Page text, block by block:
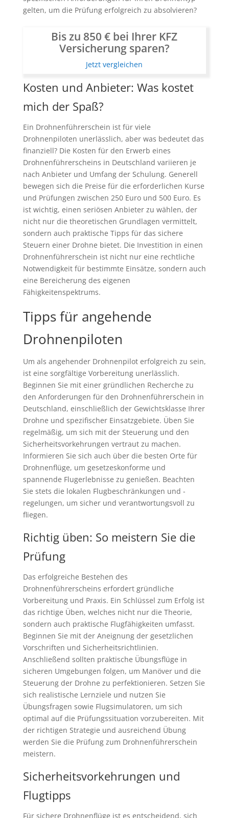
gelten, um die Prüfung erfolgreich zu absolvieren?
Bis zu 850 € bei Ihrer KFZ
Versicherung sparen?
Jetzt vergleichen
Kosten und Anbieter: Was kostet
mich der Spaß?
Ein Drohnenführerschein ist für viele
Drohnenpiloten unerlässlich, aber was bedeutet das
finanziell? Die Kosten für den Erwerb eines
Drohnenführerscheins in Deutschland variieren je
nach Anbieter und Umfang der Schulung. Generell
bewegen sich die Preise für die erforderlichen Kurse
und Prüfungen zwischen 250 Euro und 500 Euro. Es
ist wichtig, einen seriösen Anbieter zu wählen, der
nicht nur die theoretischen Grundlagen vermittelt,
sondern auch praktische Tipps für das sichere
Steuern einer Drohne bietet. Die Investition in einen
Drohnenführerschein ist nicht nur eine rechtliche
Notwendigkeit für bestimmte Einsätze, sondern auch
eine Bereicherung des eigenen
Fähigkeitenspektrums.
Tipps für angehende
Drohnenpiloten
Um als angehender Drohnenpilot erfolgreich zu sein,
ist eine sorgfältige Vorbereitung unerlässlich.
Beginnen Sie mit einer gründlichen Recherche zu
den Anforderungen für den Drohnenführerschein in
Deutschland, einschließlich der Gewichtsklasse Ihrer
Drohne und spezifischer Einsatzgebiete. Üben Sie
regelmäßig, um sich mit der Steuerung und den
Sicherheitsvorkehrungen vertraut zu machen.
Informieren Sie sich auch über die besten Orte für
Drohnenflüge, um gesetzeskonforme und
spannende Flugerlebnisse zu genießen. Beachten
Sie stets die lokalen Flugbeschränkungen und -
regelungen, um sicher und verantwortungsvoll zu
fliegen.
Richtig üben: So meistern Sie die
Prüfung
Das erfolgreiche Bestehen des
Drohnenführerscheins erfordert gründliche
Vorbereitung und Praxis. Ein Schlüssel zum Erfolg ist
das richtige Üben, welches nicht nur die Theorie,
sondern auch praktische Flugfähigkeiten umfasst.
Beginnen Sie mit der Aneignung der gesetzlichen
Vorschriften und Sicherheitsrichtlinien.
Anschließend sollten praktische Übungsflüge in
sicheren Umgebungen folgen, um Manöver und die
Steuerung der Drohne zu perfektionieren. Setzen Sie
sich realistische Lernziele und nutzen Sie
Übungsfragen sowie Flugsimulatoren, um sich
optimal auf die Prüfungssituation vorzubereiten. Mit
der richtigen Strategie und ausreichend Übung
werden Sie die Prüfung zum Drohnenführerschein
meistern.
Sicherheitsvorkehrungen und
Flugtipps
Für sichere Drohnenflüge ist es entscheidend, sich